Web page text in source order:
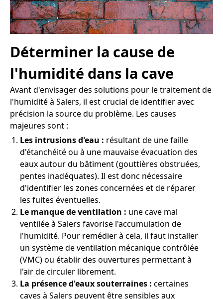
Déterminer la cause de
l'humidité dans la cave
Avant d'envisager des solutions pour le traitement de
l'humidité à Salers, il est crucial de identifier avec
précision la source du problème. Les causes
majeures sont :
Les intrusions d'eau : résultant de une faille
d'étanchéité ou à une mauvaise évacuation des
eaux autour du bâtiment (gouttières obstruées,
pentes inadéquates). Il est donc nécessaire
d'identifier les zones concernées et de réparer
les fuites éventuelles.
Le manque de ventilation : une cave mal
ventilée à Salers favorise l'accumulation de
l'humidité. Pour remédier à cela, il faut installer
un système de ventilation mécanique contrôlée
(VMC) ou établir des ouvertures permettant à
l'air de circuler librement.
La présence d'eaux souterraines : certaines
caves à Salers peuvent être sensibles aux